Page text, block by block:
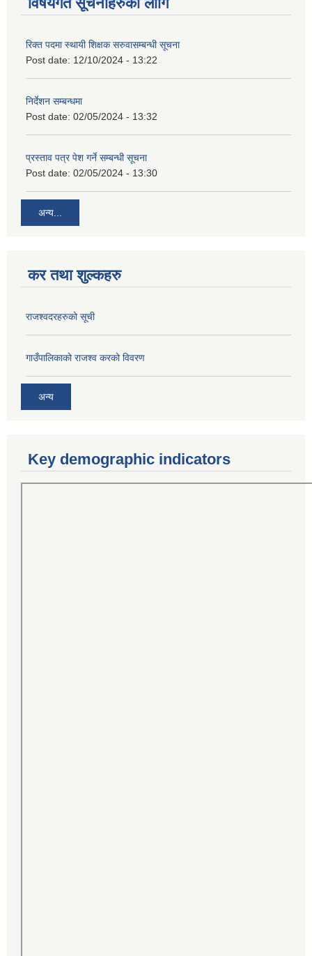
रिक्त पदमा स्थायी शिक्षक सरुवासम्बन्धी सूचना
Post date: 12/10/2024 - 13:22
निर्देशन सम्बन्धमा
Post date: 02/05/2024 - 13:32
प्रस्ताव पत्र पेश गर्ने सम्बन्धी सूचना
Post date: 02/05/2024 - 13:30
अन्य...
कर तथा शुल्कहरु
राजश्वदरहरुको सूची
गाउँपालिकाको राजश्व करको विवरण
अन्य
Key demographic indicators